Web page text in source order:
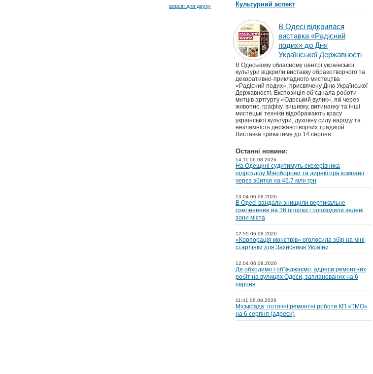
версія для друку Культурний аспект
В Одесі відкрилася
виставка «Радісний
подих» до Дня
Української Державності
В Одеському обласному центрі української
культури відкрили виставку образотворчого та
декоративно-прикладного мистецтва
«Радісний подих», присвячену Дню Української
Державності. Експозиція об’єднала роботи
митців артгурту «Одеський вулик», які через
живопис, графіку, вишивку, витинанку та інші
мистецькі техніки відображають красу
української культури, духовну силу народу та
незламність державотворчих традицій.
Виставка триватиме до 14 серпня.
Останні новини:
14:11 06.08.2026
На Одещині судитимуть екскерівника
підрозділу Міноборони та директора компанії
через збитки на 46,7 млн грн
13:04 06.08.2026
В Одесі вандали знищили вертикальне
озеленення на 36 опорах і пошкодили зелені
зони міста
12:55 06.08.2026
«Корпорація монстрів» оголосила збір на міні
старлінки для Захисників України
12:04 06.08.2026
Де обходимо і об'їжджаємо: адреси ремонтних
робіт на вулицях Одеси, запланованих на 6
серпня
11:41 06.08.2026
Міськрада: поточні ремонтні роботи КП «ТМО»
на 6 серпня (адреси)